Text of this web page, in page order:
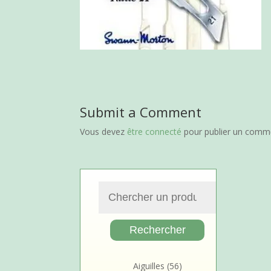
Submit a Comment
Vous devez être connecté pour publier un
Aiguilles (56)